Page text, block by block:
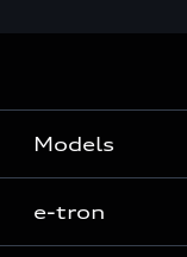
Models
Sedan
e-tron